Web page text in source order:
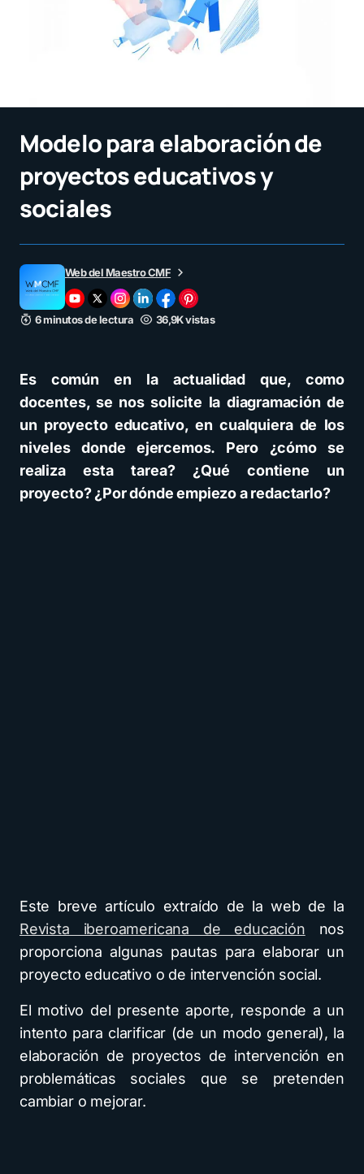
Modelo para elaboración de
proyectos educativos y
sociales
Web del Maestro CMF
6 minutos de lectura 36,9K vistas
Es común en la actualidad que, como
docentes, se nos solicite la diagramación de
un proyecto educativo, en cualquiera de los
niveles donde ejercemos. Pero ¿cómo se
realiza esta tarea? ¿Qué contiene un
proyecto? ¿Por dónde empiezo a redactarlo?
Este breve artículo extraído de la web de la
Revista iberoamericana de educación nos
proporciona algunas pautas para elaborar un
proyecto educativo o de intervención social.
El motivo del presente aporte, responde a un
intento para clarificar (de un modo general), la
elaboración de proyectos de intervención en
problemáticas sociales que se pretenden
cambiar o mejorar.